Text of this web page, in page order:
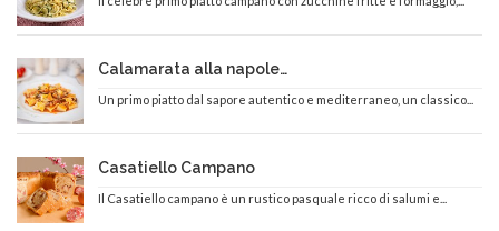
Calamarata alla napoletana
Un primo piatto dal sapore autentico e mediterraneo, un classico...
Casatiello Campano
Il Casatiello campano è un rustico pasquale ricco di salumi e...